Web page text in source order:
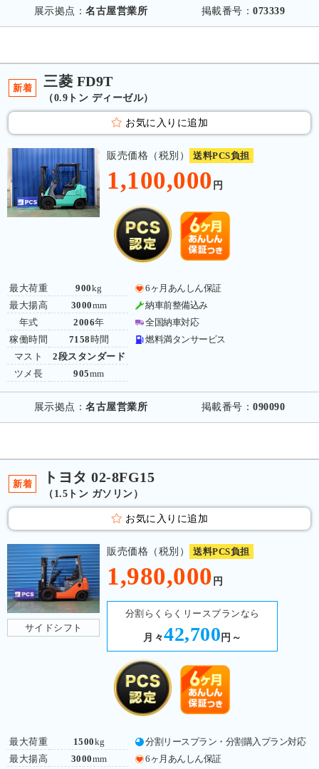
展示拠点：名古屋営業所 掲載番号：073339
新着 三菱 FD9T
（0.9トン ディーゼル）
お気に入りに追加
販売価格（税別） 送料PCS負担
1,100,000 円
最大荷重
最大揚高
年式
稼働時間
マスト
ツメ長
900kg
3000mm
2006年
7158 時間
2段スタンダード
905mm
6ヶ月あんしん保証
納車前整備込み
全国納車対応
燃料満タンサービス
展示拠点：名古屋営業所 掲載番号：090090
新着 トヨタ 02-8FG15
（1.5トン ガソリン）
お気に入りに追加
サイドシフト
販売価格（税別） 送料PCS負担
1,980,000 円
分割らくらくリースプランなら
月々42,700 円～
最大荷重
最大揚高
1500kg
3000mm
分割リースプラン・分割購入プラン対応
6ヶ月あんしん保証